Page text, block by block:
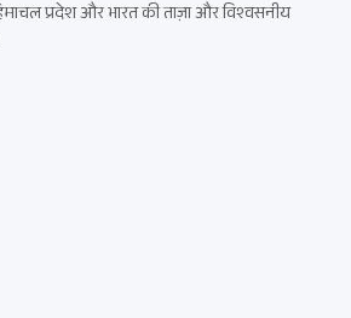
प्रदेश और भारत की ताज़ा और विश्वसनीय